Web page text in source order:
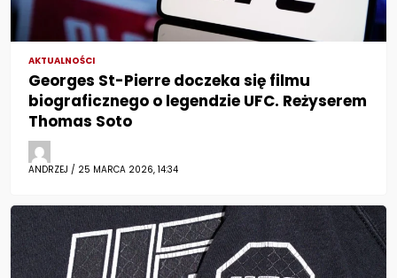
AKTUALNOŚCI
Georges St-Pierre doczeka się filmu
biograficznego o legendzie UFC. Reżyserem
Thomas Soto
ANDRZEJ / 25 MARCA 2026, 14:34